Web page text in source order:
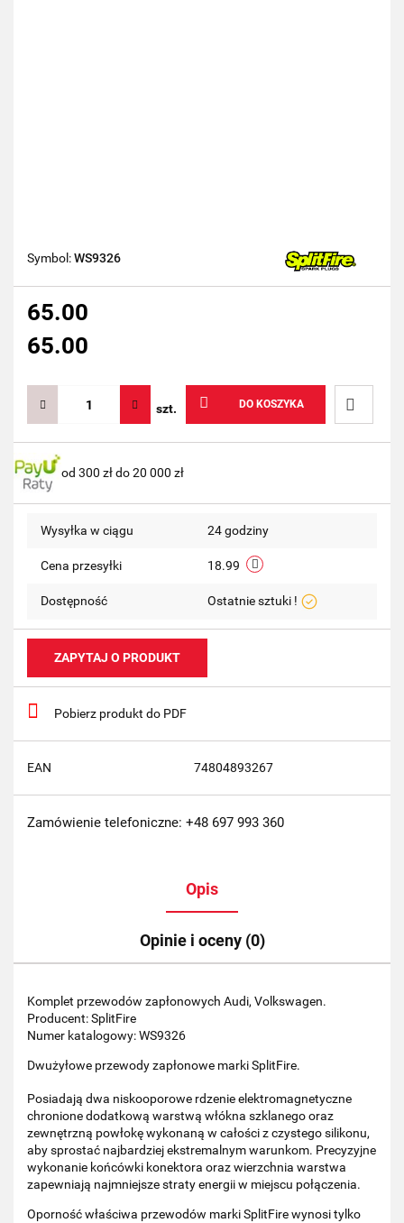
Symbol:WS9326
65.00
65.00
szt. DO KOSZYKA
Do
od 300 zł do 20 000 zł
Wysyłka w ciągu 24 godziny
Cena przesyłki 18.99
Dostępność Ostatnie sztuki !
ZAPYTAJ O PRODUKT
Pobierz produkt do PDF
EAN 74804893267
Zamówienie telefoniczne: +48 697 993 360
Opis
Opinie i oceny (0)
Komplet przewodów zapłonowych Audi, Volkswagen.
Producent: SplitFire
Numer katalogowy: WS9326
Dwużyłowe przewody zapłonowe marki SplitFire.
Posiadają dwa niskooporowe rdzenie elektromagnetyczne
chronione dodatkową warstwą włókna szklanego oraz
zewnętrzną powłokę wykonaną w całości z czystego silikonu,
aby sprostać najbardziej ekstremalnym warunkom. Precyzyjne
wykonanie końcówki konektora oraz wierzchnia warstwa
zapewniają najmniejsze straty energii w miejscu połączenia.
Oporność właściwa przewodów marki SplitFire wynosi tylko